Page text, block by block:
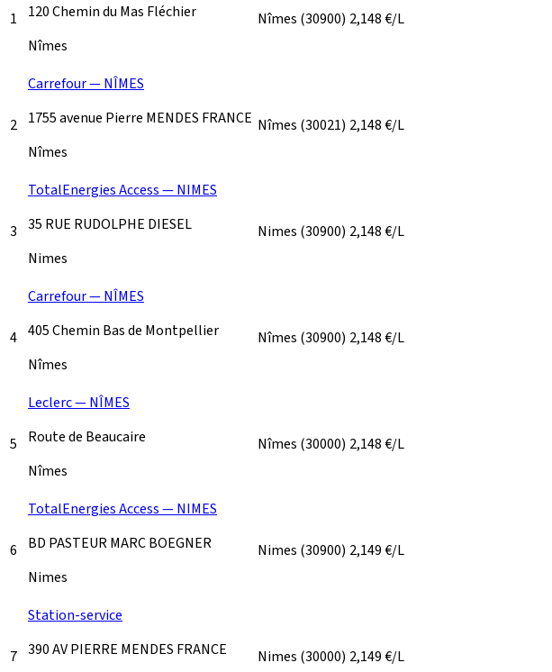
1
120 Chemin du Mas Fléchier
Nîmes
Nîmes (30900) 2,148€/L
2
Carrefour — NÎMES
1755 avenue Pierre MENDES FRANCE
Nîmes
Nîmes (30021) 2,148€/L
3
TotalEnergies Access — NIMES
35 RUE RUDOLPHE DIESEL
Nimes
Nimes (30900) 2,148€/L
4
Carrefour — NÎMES
405 Chemin Bas de Montpellier
Nîmes
Nîmes (30900) 2,148€/L
5
Leclerc — NÎMES
Route de Beaucaire
Nîmes
Nîmes (30000) 2,148€/L
6
TotalEnergies Access — NIMES
BD PASTEUR MARC BOEGNER
Nimes
Nimes (30900) 2,149€/L
7
Station-service
390 AV PIERRE MENDES FRANCE
Nimes (30000) 2,149€/L